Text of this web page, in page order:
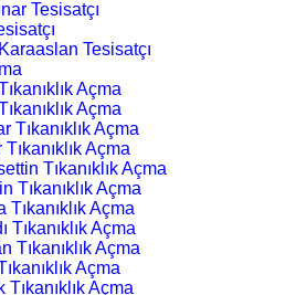
Tesisatçı
Tesisatçı
Açma
Açma
Tıkanıklık Açma
Açma
Tıkanıklık Açma
Tıkanıklık Açma
Tıkanıklık Açma
Tıkanıklık Açma
Tıkanıklık Açma
Açma
Tıkanıklık Açma